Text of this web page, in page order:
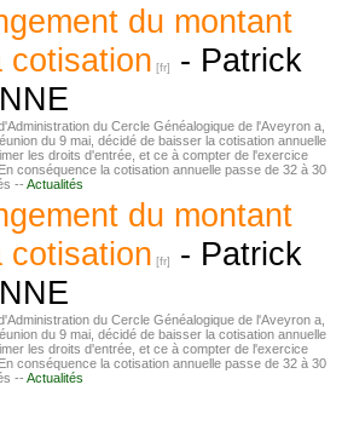
du montant
cotisation
- Patrick
du Cercle Généalogique de l'Aveyron a,
du 9 mai, décidé de baisser la cotisation annuelle
les droits d'entrée, et ce à compter de l'exercice
conséquence la cotisation annuelle passe de 32 à 30
-- Actualités
du montant
cotisation
- Patrick
du Cercle Généalogique de l'Aveyron a,
du 9 mai, décidé de baisser la cotisation annuelle
les droits d'entrée, et ce à compter de l'exercice
conséquence la cotisation annuelle passe de 32 à 30
-- Actualités